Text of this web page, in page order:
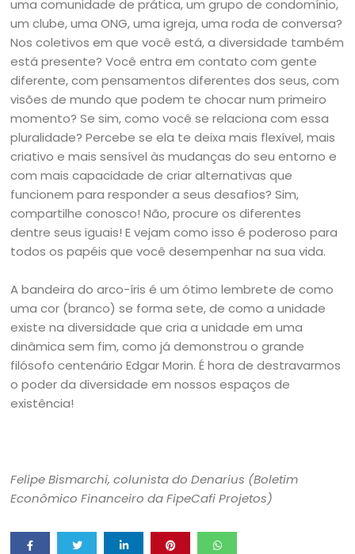
uma comunidade de prática, um grupo de condomínio,
um clube, uma ONG, uma igreja, uma roda de conversa?
Nos coletivos em que você está, a diversidade também
está presente? Você entra em contato com gente
diferente, com pensamentos diferentes dos seus, com
visões de mundo que podem te chocar num primeiro
momento? Se sim, como você se relaciona com essa
pluralidade? Percebe se ela te deixa mais flexível, mais
criativo e mais sensível às mudanças do seu entorno e
com mais capacidade de criar alternativas que
funcionem para responder a seus desafios? Sim,
compartilhe conosco! Não, procure os diferentes
dentre seus iguais! E vejam como isso é poderoso para
todos os papéis que você desempenhar na sua vida.
A bandeira do arco-íris é um ótimo lembrete de como
uma cor (branco) se forma sete, de como a unidade
existe na diversidade que cria a unidade em uma
dinâmica sem fim, como já demonstrou o grande
filósofo centenário Edgar Morin. É hora de destravarmos
o poder da diversidade em nossos espaços de
existência!
Felipe Bismarchi, colunista do Denarius (Boletim
Econômico Financeiro da FipeCafi Projetos)